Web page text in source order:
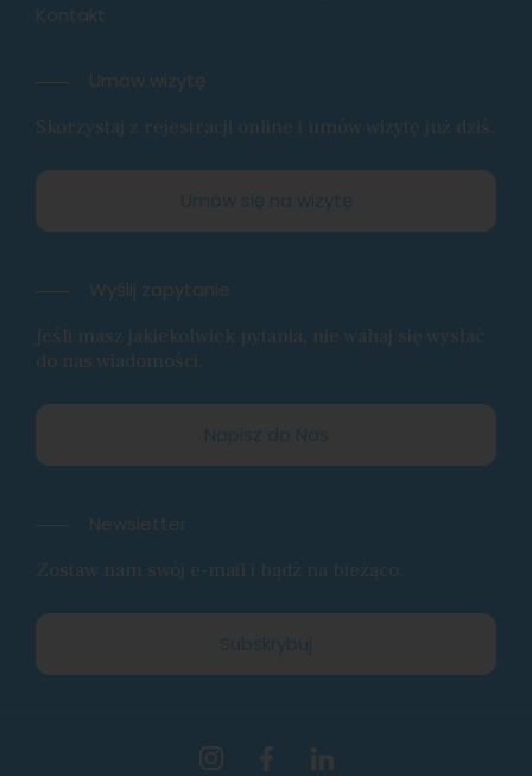
Kontakt
Umów wizytę
Skorzystaj z rejestracji online i umów wizytę już dziś.
Umów się na wizytę
Wyślij zapytanie
Jeśli masz jakiekolwiek pytania, nie wahaj się wysłać
do nas wiadomości.
Napisz do Nas
Newsletter
Zostaw nam swój e-mail i bądź na bieżąco.
Subskrybuj